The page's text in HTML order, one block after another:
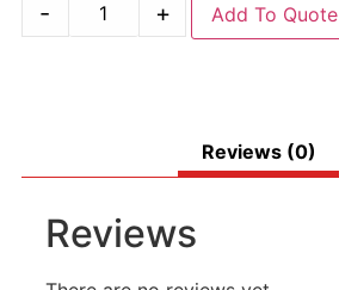
- + Add To Quote
Reviews (0)
Reviews